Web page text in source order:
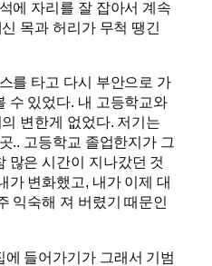
에 자리를 잘 잡아서 계속
목과 허리가 무척 땡긴
를 타고 다시 부안으로 가
수 있었다. 내 고등학교와
변한게 없었다. 저기는
.. 고등학교 졸업한지가 그
은 시간이 지나갔던 것
변화했고, 내가 이제 대
익숙해 져 버렸기 때문인
들어가기가 그래서 기범